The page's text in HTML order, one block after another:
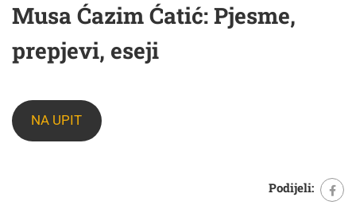
Musa Ćazim Ćatić: Pjesme,
prepjevi, eseji
NA UPIT
Podijeli: